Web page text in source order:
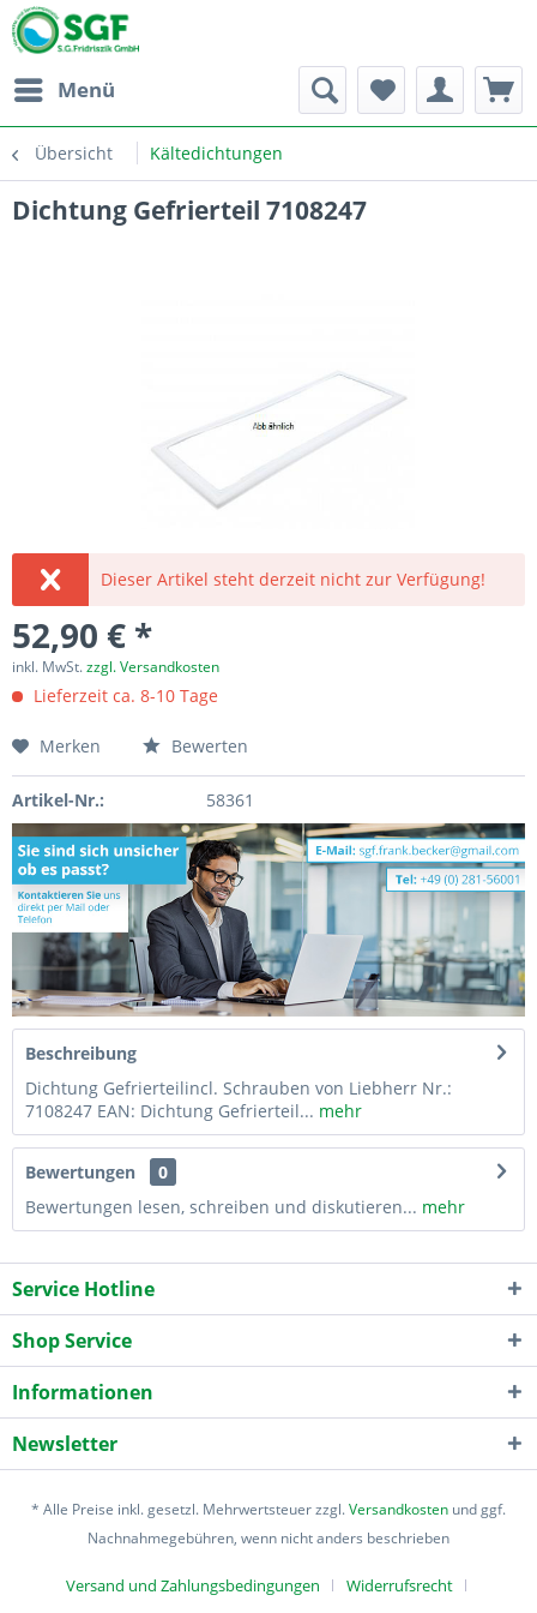
Menü
Übersicht Kältedichtungen
Dichtung Gefrierteil 7108247
Dieser Artikel steht derzeit nicht zur Verfügung!
52,90 € *
inkl. MwSt.zzgl. Versandkosten
Lieferzeit ca. 8-10 Tage
Merken Bewerten
Artikel-Nr.: 58361
Beschreibung
Dichtung Gefrierteilincl. Schrauben von Liebherr Nr.:
7108247 EAN: Dichtung Gefrierteil... mehr
Bewertungen
0
Bewertungen lesen, schreiben und diskutieren... mehr
Service Hotline
Shop Service
Informationen
Newsletter
* Alle Preise inkl. gesetzl. Mehrwertsteuer zzgl.Versandkosten und ggf.
Nachnahmegebühren, wenn nicht anders beschrieben
Versand und Zahlungsbedingungen Widerrufsrecht